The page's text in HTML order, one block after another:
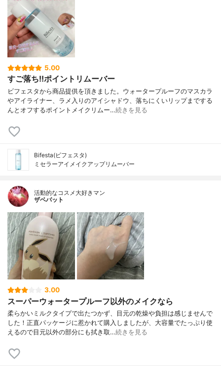
5.00
すご落ち!!ポイントリムーバー
ビフェスタから商品提供を頂きました。ウォータープルーフのマスカラ
やアイライナー、ラメ入りのアイシャドウ、落ちにくいリップまでする
んとオフするポイントメイクリムー…続きを見る
Bifesta(ビフェスタ)
ミセラーアイメイクアップリムーバー
活動的なコスメ大好きマン
ザベバット
3.00
スーパーウォータープルーフ以外のメイクなら
柔らかいミルクタイプで出たつかず、目元の乾燥や負担は感じませんで
した！正直パッケージに惹かれて購入しましたが、大容量でたっぷり使
えるので目元以外の部分にも拭き取…続きを見る